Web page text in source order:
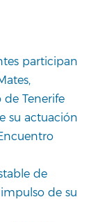
participan
de Tenerife
su actuación
de
de su